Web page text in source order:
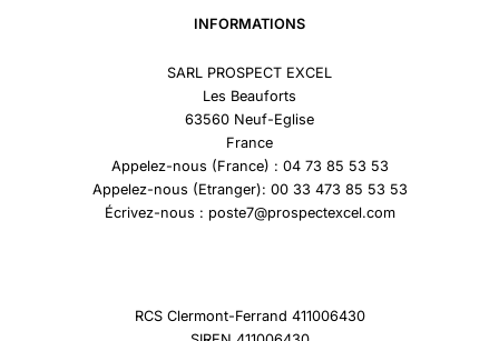
INFORMATIONS
SARL PROSPECT EXCEL
Les Beauforts
63560 Neuf-Eglise
France
Appelez-nous (France) : 04 73 85 53 53
Appelez-nous (Etranger): 00 33 473 85 53 53
Écrivez-nous : poste7@prospectexcel.com
RCS Clermont-Ferrand 411006430